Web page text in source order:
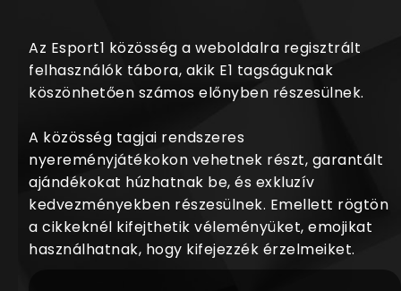
Az Esport1 közösség a weboldalra regisztrált
felhasználók tábora, akik E1 tagságuknak
köszönhetően számos előnyben részesülnek.
A közösség tagjai rendszeres
nyereményjátékokon vehetnek részt, garantált
ajándékokat húzhatnak be, és exkluzív
kedvezményekben részesülnek. Emellett rögtön
a cikkeknél kifejthetik véleményüket, emojikat
használhatnak, hogy kifejezzék érzelmeiket.